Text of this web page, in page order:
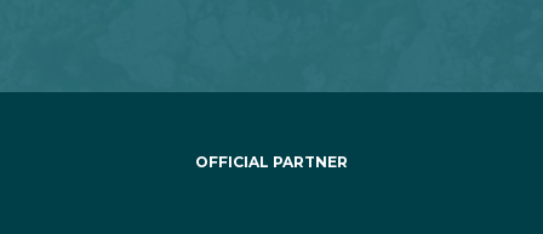
OFFICIAL PARTNER